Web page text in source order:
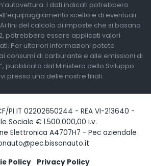
I dati indicati potrebbero
scelto e di eventuali
fini del calcolo di imposte che si basano
potrebbero essere applicati valori
Per ulteriori informazioni potete
consumi di carburante e alle emissioni di
pubblicata dal Ministero dello Sviluppo
presso una delle nostre filiali.
PI IT 02202650244 - REA VI-213640 -
Sociale € 1.500.000,00 i.v.
Elettronica A4707H7 - Pec aziendale
Policy
Privacy Policy